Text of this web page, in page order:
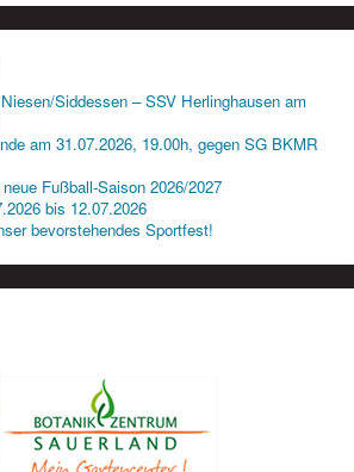
Siddessen – SSV Herlinghausen am
am 31.07.2026, 19.00h, gegen SG BKMR
Fußball-Saison 2026/2027
bis 12.07.2026
bevorstehendes Sportfest!